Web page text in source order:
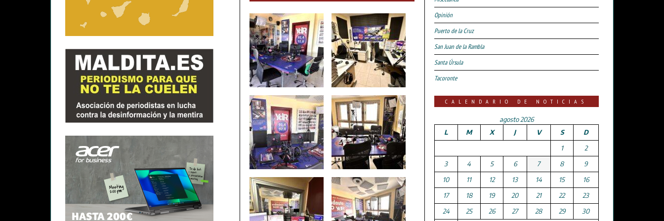
Opinión
Puerto de la Cruz
San Juan de la Rambla
Santa Úrsula
Tacoronte
CALENDARIO DE NOTICIAS
agosto 2026
L
M X J V S
D
1
2
3
4 5 6 7 8
9
10
11 12 13 14 15
16
17
18 19 20 21 22
23
24
25 26 27 28 29 30